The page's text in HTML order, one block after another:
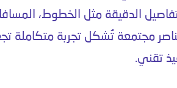
الدقيقة مثل الخطوط،
مجتمعة تُشكل تجربة متكاملة
تقني.